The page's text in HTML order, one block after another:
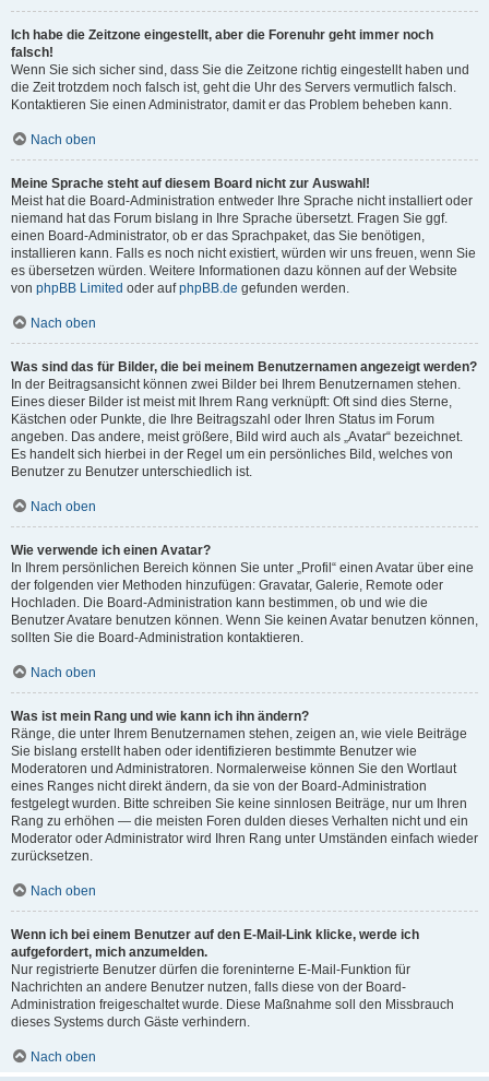
Ich habe die Zeitzone eingestellt, aber die Forenuhr geht immer noch
falsch!
Wenn Sie sich sicher sind, dass Sie die Zeitzone richtig eingestellt haben und
die Zeit trotzdem noch falsch ist, geht die Uhr des Servers vermutlich falsch.
Kontaktieren Sie einen Administrator, damit er das Problem beheben kann.
Nach oben
Meine Sprache steht auf diesem Board nicht zur Auswahl!
Meist hat die Board-Administration entweder Ihre Sprache nicht installiert oder
niemand hat das Forum bislang in Ihre Sprache übersetzt. Fragen Sie ggf.
einen Board-Administrator, ob er das Sprachpaket, das Sie benötigen,
installieren kann. Falls es noch nicht existiert, würden wir uns freuen, wenn Sie
es übersetzen würden. Weitere Informationen dazu können auf der Website
von phpBB Limited oder aufphpBB.de gefunden werden.
Nach oben
Was sind das für Bilder, die bei meinem Benutzernamen angezeigt werden?
In der Beitragsansicht können zwei Bilder bei Ihrem Benutzernamen stehen.
Eines dieser Bilder ist meist mit Ihrem Rang verknüpft: Oft sind dies Sterne,
Kästchen oder Punkte, die Ihre Beitragszahl oder Ihren Status im Forum
angeben. Das andere, meist größere, Bild wird auch als „Avatar“ bezeichnet.
Es handelt sich hierbei in der Regel um ein persönliches Bild, welches von
Benutzer zu Benutzer unterschiedlich ist.
Nach oben
Wie verwende ich einen Avatar?
In Ihrem persönlichen Bereich können Sie unter „Profil“ einen Avatar über eine
der folgenden vier Methoden hinzufügen: Gravatar, Galerie, Remote oder
Hochladen. Die Board-Administration kann bestimmen, ob und wie die
Benutzer Avatare benutzen können. Wenn Sie keinen Avatar benutzen können,
sollten Sie die Board-Administration kontaktieren.
Nach oben
Was ist mein Rang und wie kann ich ihn ändern?
Ränge, die unter Ihrem Benutzernamen stehen, zeigen an, wie viele Beiträge
Sie bislang erstellt haben oder identifizieren bestimmte Benutzer wie
Moderatoren und Administratoren. Normalerweise können Sie den Wortlaut
eines Ranges nicht direkt ändern, da sie von der Board-Administration
festgelegt wurden. Bitte schreiben Sie keine sinnlosen Beiträge, nur um Ihren
Rang zu erhöhen — die meisten Foren dulden dieses Verhalten nicht und ein
Moderator oder Administrator wird Ihren Rang unter Umständen einfach wieder
zurücksetzen.
Nach oben
Wenn ich bei einem Benutzer auf den E-Mail-Link klicke, werde ich
aufgefordert, mich anzumelden.
Nur registrierte Benutzer dürfen die foreninterne E-Mail-Funktion für
Nachrichten an andere Benutzer nutzen, falls diese von der Board-
Administration freigeschaltet wurde. Diese Maßnahme soll den Missbrauch
dieses Systems durch Gäste verhindern.
Nach oben